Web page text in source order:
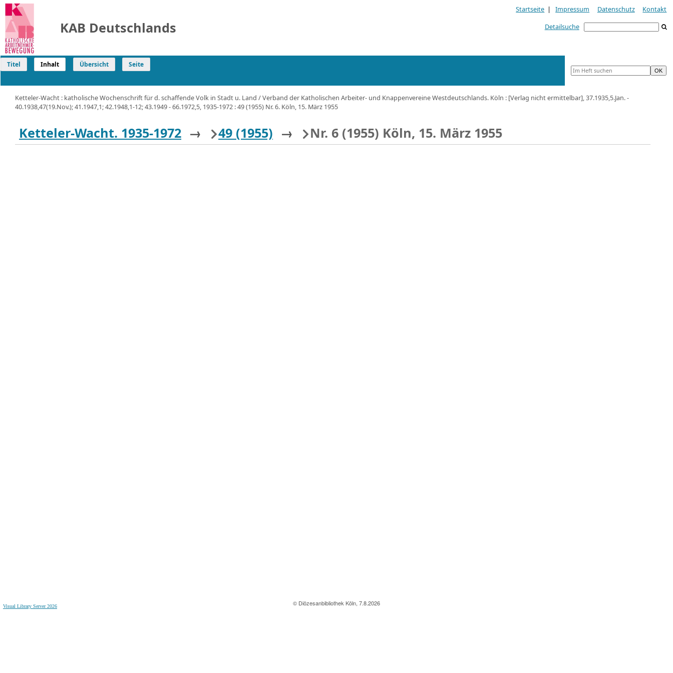
© Diözesanbibliothek Köln, 7.8.2026
Visual Library Server 2026
KAB Deutschlands
Startseite | Impressum Datenschutz
Kontakt
Detailsuche
Titel Inhalt Übersicht Seite
Ketteler-Wacht : katholische Wochenschrift für d. schaffende Volk in Stadt u. Land / Verband der Katholischen Arbeiter- und Knappenvereine Westdeutschlands. Köln : [Verlag nicht ermittelbar], 37.1935,5.Jan. -
40.1938,47(19.Nov.); 41.1947,1; 42.1948,1-12; 43.1949 - 66.1972,5, 1935-1972 : 49 (1955) Nr. 6. Köln, 15. März 1955
Ketteler-Wacht. 1935-1972 → 49 (1955) → Nr. 6 (1955) Köln, 15. März 1955